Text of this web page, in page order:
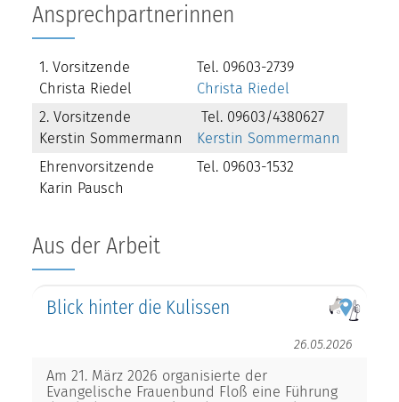
Ansprechpartnerinnen
1. Vorsitzende
Christa Riedel
Tel. 09603-2739
Christa Riedel
2. Vorsitzende
Kerstin Sommermann
Tel. 09603/4380627
Kerstin Sommermann
Ehrenvorsitzende
Karin Pausch
Tel. 09603-1532
Aus der Arbeit
Blick hinter die Kulissen
26.05.2026
Am 21. März 2026 organisierte der
Evangelische Frauenbund Floß eine Führung